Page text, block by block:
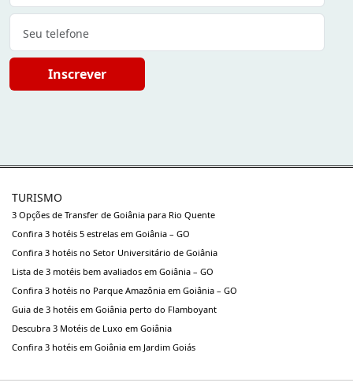
Inscrever
TURISMO
3 Opções de Transfer de Goiânia para Rio Quente
Confira 3 hotéis 5 estrelas em Goiânia – GO
Confira 3 hotéis no Setor Universitário de Goiânia
Lista de 3 motéis bem avaliados em Goiânia – GO
Confira 3 hotéis no Parque Amazônia em Goiânia – GO
Guia de 3 hotéis em Goiânia perto do Flamboyant
Descubra 3 Motéis de Luxo em Goiânia
Confira 3 hotéis em Goiânia em Jardim Goiás